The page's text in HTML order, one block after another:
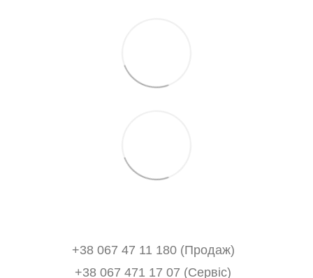
+38 067 47 11 180 (Продаж)
+38 067 471 17 07 (Сервіс)